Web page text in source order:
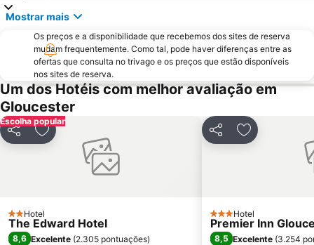
Mostrar mais
Os preços e a disponibilidade que recebemos dos sites de reserva
mudam frequentemente. Como tal, pode haver diferenças entre as
ofertas que consulta no trivago e os preços que estão disponíveis
nos sites de reserva.
Um dos Hotéis com melhor avaliação em
Gloucester
Escolha popular
PartilharAdicionar aos favoritos
2 Estrelas
Hotel
The Edward Hotel
8,6 Excelente (2.305 pontuações)
PartilharAdicionar
3 Estrelas
Hotel
Premier Inn
8,5 Excelente (3.254